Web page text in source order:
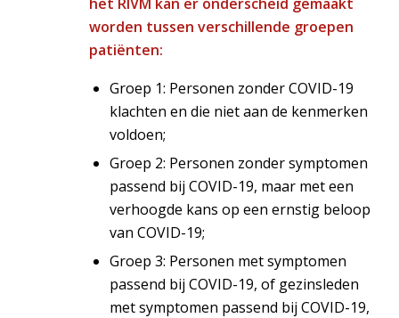
worden tussen verschillende groepen
patiënten:
Groep 1: Personen zonder COVID-19
klachten en die niet aan de kenmerken
voldoen;
Groep 2: Personen zonder symptomen
passend bij COVID-19, maar met een
verhoogde kans op een ernstig beloop
van COVID-19;
Groep 3: Personen met symptomen
passend bij COVID-19, of gezinsleden
met symptomen passend bij COVID-19,